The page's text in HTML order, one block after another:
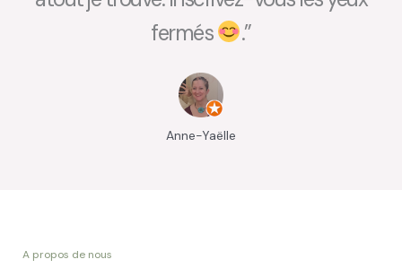
fermés
.”
Anne-Yaëlle
A propos de nous